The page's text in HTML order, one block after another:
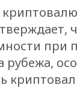
при
рубежа,